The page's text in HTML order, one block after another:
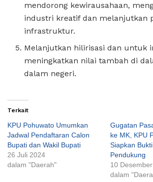
mendorong kewirausahaan,
industri kreatif dan melanjutkan
infrastruktur.
Melanjutkan hilirisasi dan untuk
meningkatkan nilai tambah di
dalam negeri.
Terkait
KPU Pohuwato Umumkan
Jadwal Pendaftaran Calon
Bupati dan Wakil Bupati
26 Juli 2024
dalam "Daerah"
Gugatan
ke MK, KPU
Siapkan
Pendukung
10
dalam